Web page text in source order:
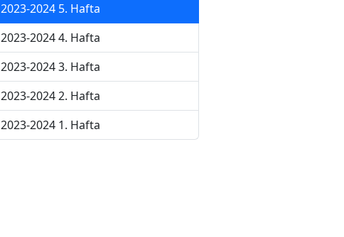
2023-2024 5. Hafta
2023-2024 4. Hafta
2023-2024 3. Hafta
2023-2024 2. Hafta
2023-2024 1. Hafta